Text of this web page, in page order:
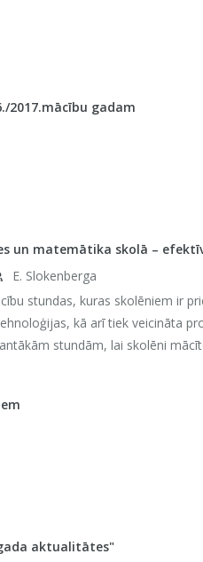
2017.mācību gadam
un matemātika skolā –
E. Slokenberga
stundas, kuras skolēniem ir
kā arī tiek veicināta
stundām, lai skolēni
aktualitātes"